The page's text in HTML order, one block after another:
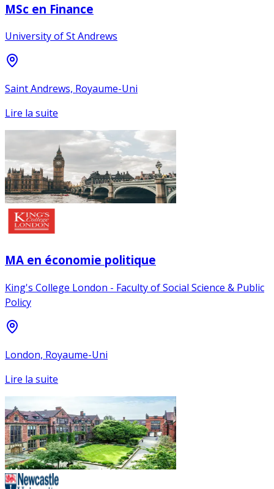
MSc en Finance
University of St Andrews
Saint Andrews, Royaume-Uni
Lire la suite
MA en économie politique
King's College London - Faculty of Social Science & Public
Policy
London, Royaume-Uni
Lire la suite